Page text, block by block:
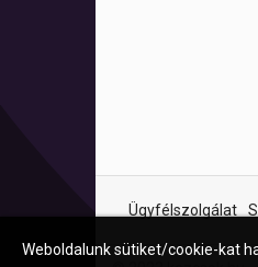
Ügyfélszolgálat
Weboldalunk sütiket/cookie-kat